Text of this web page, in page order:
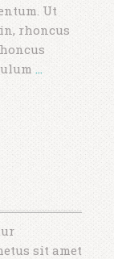
Ut
rhoncus
…
sit amet